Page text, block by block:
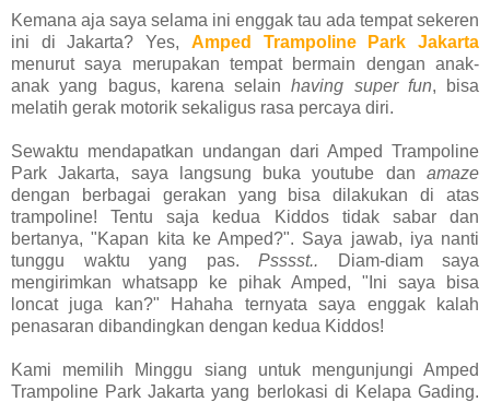
Kemana aja saya selama ini enggak tau ada tempat sekeren
ini di Jakarta? Yes, Amped Trampoline Park Jakarta
menurut saya merupakan tempat bermain dengan anak-
anak yang bagus, karena selainhaving super fun, bisa
melatih gerak motorik sekaligus rasa percaya diri.
Sewaktu mendapatkan undangan dari Amped Trampoline
Park Jakarta, saya langsung buka youtube dan amaze
dengan berbagai gerakan yang bisa dilakukan di atas
trampoline! Tentu saja kedua Kiddos tidak sabar dan
bertanya, "Kapan kita ke Amped?". Saya jawab, iya nanti
tunggu waktu yang pas. Psssst..
Diam-diam saya
mengirimkan whatsapp ke pihak Amped, "Ini saya bisa
loncat juga kan?" Hahaha ternyata saya enggak kalah
penasaran dibandingkan dengan kedua Kiddos!
Kami memilih Minggu siang untuk mengunjungi Amped
Trampoline Park Jakarta yang berlokasi di Kelapa Gading.